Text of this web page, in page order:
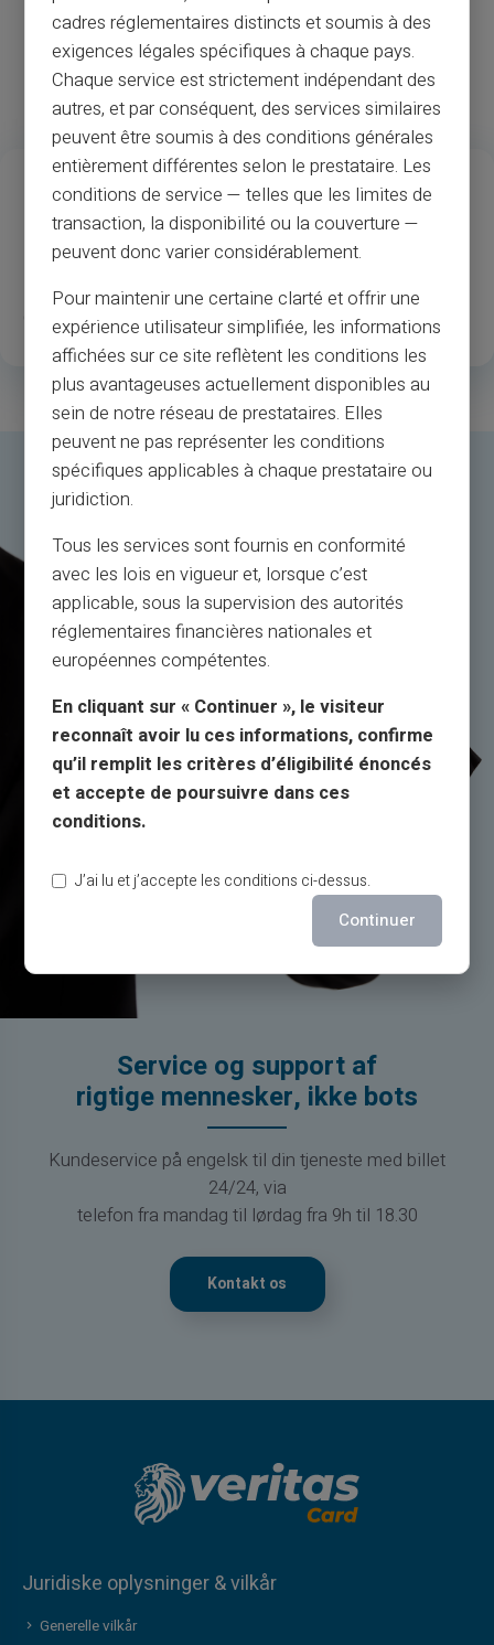
My Reserve account.
13
Års erfaring
37M
Merchants & ATM accept
.3M
Glade registrerede kunder
35
Lande til rådighed
Service og support af
rigtige mennesker, ikke bots
Kundeservice på engelsk til din tjeneste med billet
24/24, via
telefon fra mandag til lørdag fra 9h til 18.30
Kontakt os
Juridiske oplysninger & vilkår
Generelle vilkår
cadres réglementaires distincts et soumis à des
exigences légales spécifiques à chaque pays.
Chaque service est strictement indépendant des
autres, et par conséquent, des services similaires
peuvent être soumis à des conditions générales
entièrement différentes selon le prestataire. Les
conditions de service — telles que les limites de
transaction, la disponibilité ou la couverture —
peuvent donc varier considérablement.
Pour maintenir une certaine clarté et offrir une
expérience utilisateur simplifiée, les informations
affichées sur ce site reflètent les conditions les
plus avantageuses actuellement disponibles au
sein de notre réseau de prestataires. Elles
peuvent ne pas représenter les conditions
spécifiques applicables à chaque prestataire ou
juridiction.
Tous les services sont fournis en conformité
avec les lois en vigueur et, lorsque c’est
applicable, sous la supervision des autorités
réglementaires financières nationales et
européennes compétentes.
En cliquant sur « Continuer », le visiteur
reconnaît avoir lu ces informations, confirme
qu’il remplit les critères d’éligibilité énoncés
et accepte de poursuivre dans ces
conditions.
J’ai lu et j’accepte les conditions ci-dessus.
Continuer